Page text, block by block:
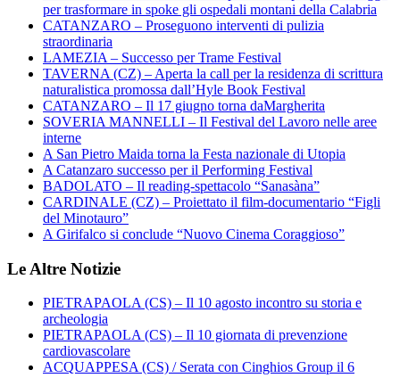
per trasformare in spoke gli ospedali montani della Calabria
CATANZARO – Proseguono interventi di pulizia
straordinaria
LAMEZIA – Successo per Trame Festival
TAVERNA (CZ) – Aperta la call per la residenza di scrittura
naturalistica promossa dall’Hyle Book Festival
CATANZARO – Il 17 giugno torna daMargherita
SOVERIA MANNELLI – Il Festival del Lavoro nelle aree
interne
A San Pietro Maida torna la Festa nazionale di Utopia
A Catanzaro successo per il Performing Festival
BADOLATO – Il reading-spettacolo “Sanasàna”
CARDINALE (CZ) – Proiettato il film-documentario “Figli
del Minotauro”
A Girifalco si conclude “Nuovo Cinema Coraggioso”
Le Altre Notizie
PIETRAPAOLA (CS) – Il 10 agosto incontro su storia e
archeologia
PIETRAPAOLA (CS) – Il 10 giornata di prevenzione
cardiovascolare
ACQUAPPESA (CS) / Serata con Cinghios Group il 6